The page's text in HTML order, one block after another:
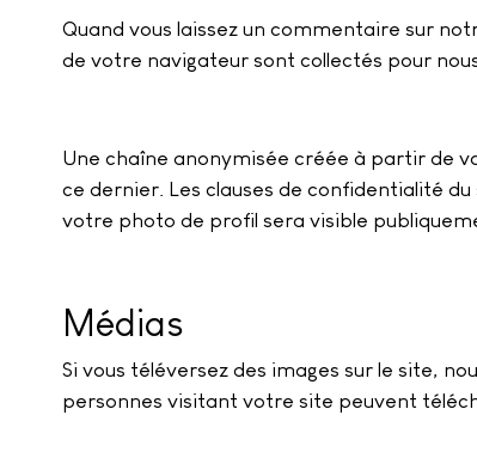
Quand vous laissez un commentaire sur
de votre navigateur sont collectés pour
Une chaîne anonymisée créée à partir de
ce dernier. Les clauses de confidentialité
votre photo de profil sera visible
Médias
Si vous téléversez des images sur le site,
personnes visitant votre site peuvent